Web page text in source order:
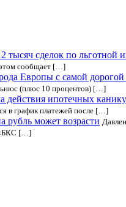
тысяч сделок по льготной
этом сообщает […]
Европы с самой
(плюс 10 процентов) […]
действия ипотечных
в график платежей после […]
рубль может возрасти
«БКС […]